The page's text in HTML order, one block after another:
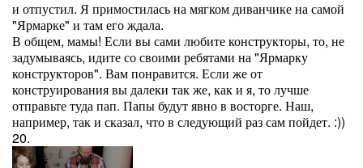
и отпустил. Я примостилась на мягком диванчике на самой
"Ярмарке" и там его ждала.
В общем, мамы! Если вы сами любите конструкторы, то, не
задумываясь, идите со своими ребятами на "Ярмарку
конструкторов". Вам понравится. Если же от
конструирования вы далеки так же, как и я, то лучше
отправьте туда пап. Папы будут явно в восторге. Наш,
например, так и сказал, что в следующий раз сам пойдет. :))
20.